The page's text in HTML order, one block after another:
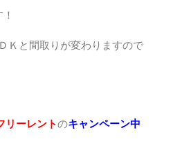
Ｋと間取りが変わりますので
リーレントのキャンペーン中